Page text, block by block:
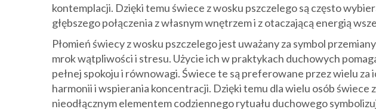
kontemplacji. Dzięki temu świece z wosku pszczelego są często
głębszego połączenia z własnym wnętrzem i z otaczającą energią
Płomień świecy z wosku pszczelego jest uważany za symbol
mrok wątpliwości i stresu. Użycie ich w praktykach duchowych
pełnej spokoju i równowagi. Świece te są preferowane przez wielu za
harmonii i wspierania koncentracji. Dzięki temu dla wielu osób świece
nieodłącznym elementem codziennego rytuału duchowego